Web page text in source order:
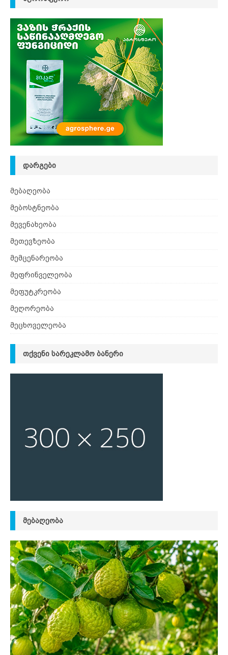
ᲓᲐᲠᲒᲔᲑᲘ
მებაღეობა
მებოსტნეობა
მევენახეობა
მეთევზეობა
მემცენარეობა
მეფრინველეობა
მეფუტკრეობა
მეღორეობა
მეცხოველეობა
ᲗᲥᲕᲔᲜᲘ ᲡᲐᲠᲔᲙᲚᲐᲛᲝ ᲑᲐᲜᲔᲠᲘ
ᲛᲔᲑᲐᲦᲔᲝᲑᲐ